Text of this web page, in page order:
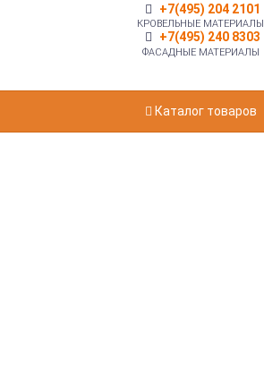
+7(495) 204 2101
КРОВЕЛЬНЫЕ МАТЕРИАЛЫ
+7(495) 240 8303
ФАСАДНЫЕ МАТЕРИАЛЫ
Каталог товаров